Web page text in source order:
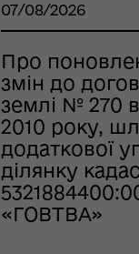
07/08/2026
Про
змін до
землі № 270
2010 року,
додаткової
ділянку
«ГОВТВА»